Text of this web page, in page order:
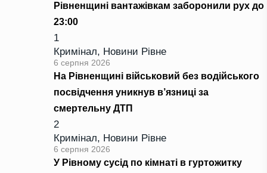
Рівненщині вантажівкам заборонили рух до
23:00
1
Кримінал, Новини Рівне
6 серпня 2026
На Рівненщині військовий без водійського
посвідчення уникнув в’язниці за
смертельну ДТП
2
Кримінал, Новини Рівне
6 серпня 2026
У Рівному сусід по кімнаті в гуртожитку